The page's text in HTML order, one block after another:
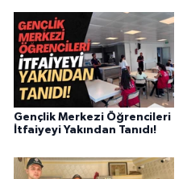
Gençlik Merkezi Öğrencileri
İtfaiyeyi Yakından Tanıdı!